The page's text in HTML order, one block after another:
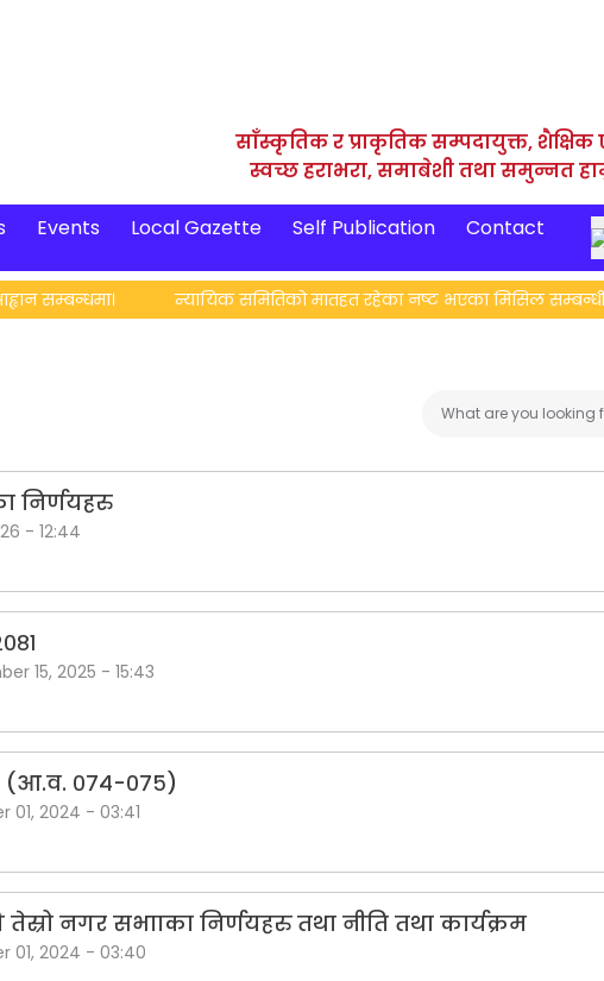
साँस्कृतिक र प्राकृतिक सम्पदायुक्त, शैक्षिक
स्वच्छ हराभरा, समाबेशी तथा समुन्नत
Events Local Gazette Self Publication Contact
न्यायिक समितिको मातहत रहेका नष्ट भएका मिसिल सम्बन्धी सूचना।
निर्णयहरु
- 12:44
15, 2025 - 15:43
(आ.व. ०७४-०७५)
01, 2024 - 03:41
नगर सभााका निर्णयहरु तथा नीति तथा कार्यक्रम
01, 2024 - 03:40